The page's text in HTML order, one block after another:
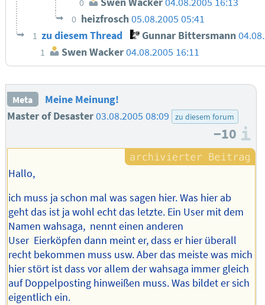
0 heizfrosch05.08.2005 05:41
1 zu diesem Thread Gunnar Bittersmann
1 Swen Wacker 04.08.2005 16:11
Meta
Meine Meinung!
Master of Desaster03.08.2005 08:09 zu diesem forum
−10
Hallo,
ich muss ja schon mal was sagen hier. Was hier ab
geht das ist ja wohl echt das letzte. Ein User mit dem
Namen wahsaga, nennt einen anderen
User Eierköpfen dann meint er, dass er hier überall
recht bekommen muss usw. Aber das meiste was mich
hier stört ist dass vor allem der wahsaga immer gleich
auf Doppelposting hinweißen muss. Was bildet er sich
eigentlich ein.